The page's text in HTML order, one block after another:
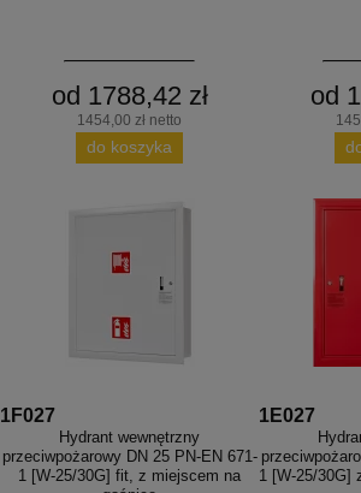
od 1788,42 zł
1454,00 zł netto
do koszyka
od
1F027
Hydrant wewnętrzny
przeciwpożarowy DN 25 PN-EN 671-
1 [W-25/30G] fit, z miejscem na
1E027
1 [W-25/30G]